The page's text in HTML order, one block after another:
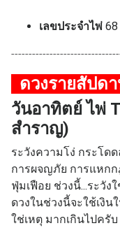
เลขประจำไพ่ 68
ดวงรายสัปด
วันอาทิตย์ ไพ่
สำราญ)
ระวังความโง่ กระโด
การผจญภัย การแหก
ฟุ่มเฟือย ช่วงนี้...ระวั
ดวงในช่วงนี้จะใช้เงิน
ใช่เหตุ มากเกินไปครับ